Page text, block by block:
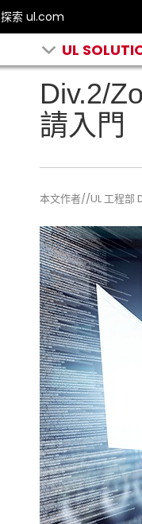
探索 ul.com
UL
Div.2/
請入門
本文作者//UL 工程部